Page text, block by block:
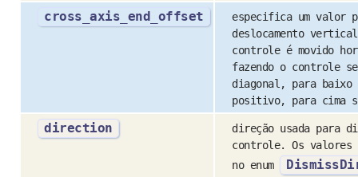
cross_axis_end_offset
especifica um valor
deslocamento
controle é movido
fazendo o controle
diagonal, para
positivo, para cima
direction
direção usada para
controle. Os valores
no enum